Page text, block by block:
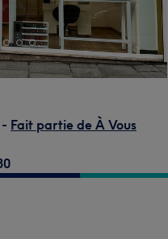
Fait partie de À Vous